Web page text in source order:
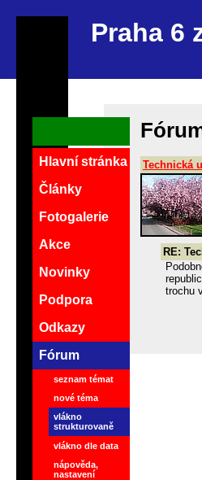
Praha 6
Technická
RE:
trochu
Hlavní stránka
Články
Fotogalerie
Akce
Novinky
Podpora
Odkazy
Fórum
seznam témat
nové téma
vlákno
strukturovaně
vlákno dle data
nápověda,
nastavení